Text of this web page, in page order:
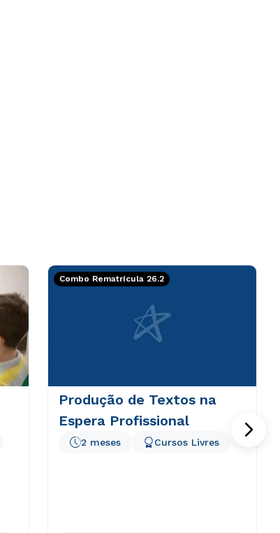
Combo Rematrícula 26.2
Produção de Textos na
Espera Profissional
2 meses Cursos Livres